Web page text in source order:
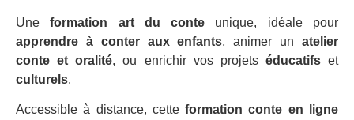
Uneformation art du conte unique, idéale pour
apprendre à conter aux enfants, animer unatelier
conte et oralité, ou enrichir vos projets éducatifset
culturels.
Accessible à distance, cetteformation conte en ligne